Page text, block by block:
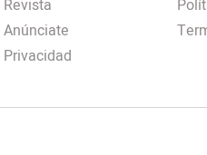
Revista
Anúnciate
Privacidad